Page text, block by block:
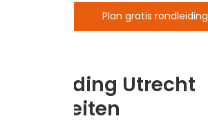
Plan gratis rondleiding
U-Building Utrecht
Faciliteiten